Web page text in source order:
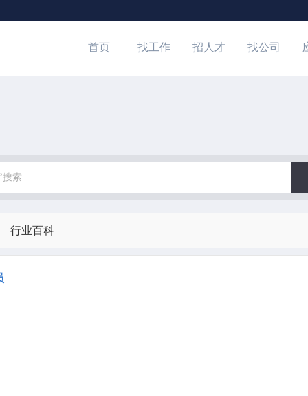
首页 找工作 招人才 找公司
行业百科